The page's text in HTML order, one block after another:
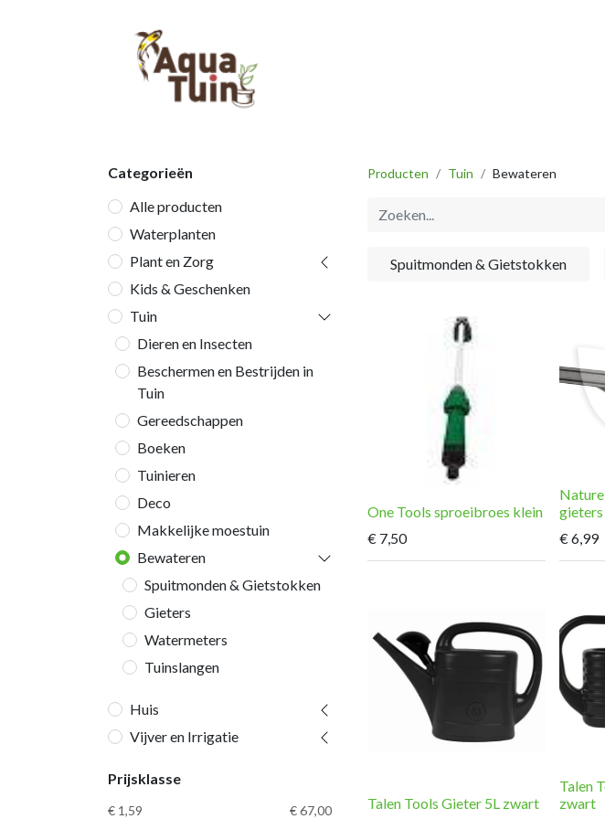
Categorieën
Alle producten
Waterplanten
Plant en Zorg
Kids & Geschenken
Tuin
Dieren en Insecten
Beschermen en Bestrijden in
Tuin
Gereedschappen
Boeken
Tuinieren
Deco
Makkelijke moestuin
Bewateren
Spuitmonden & Gietstokken
Gieters
Watermeters
Tuinslangen
Huis
Vijver en Irrigatie
Prijsklasse
€ 1,59 € 67,00
Producten Tuin Bewateren
Spuitmonden & Gietstokken
One Tools sproeibroes klein
€ 7,50
€ 6,99
Talen Tools Gieter 5L zwart
Talen
zwart